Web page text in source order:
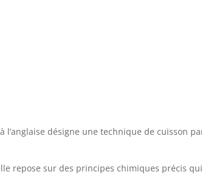
l’anglaise désigne une technique de cuisson
repose sur des principes chimiques précis